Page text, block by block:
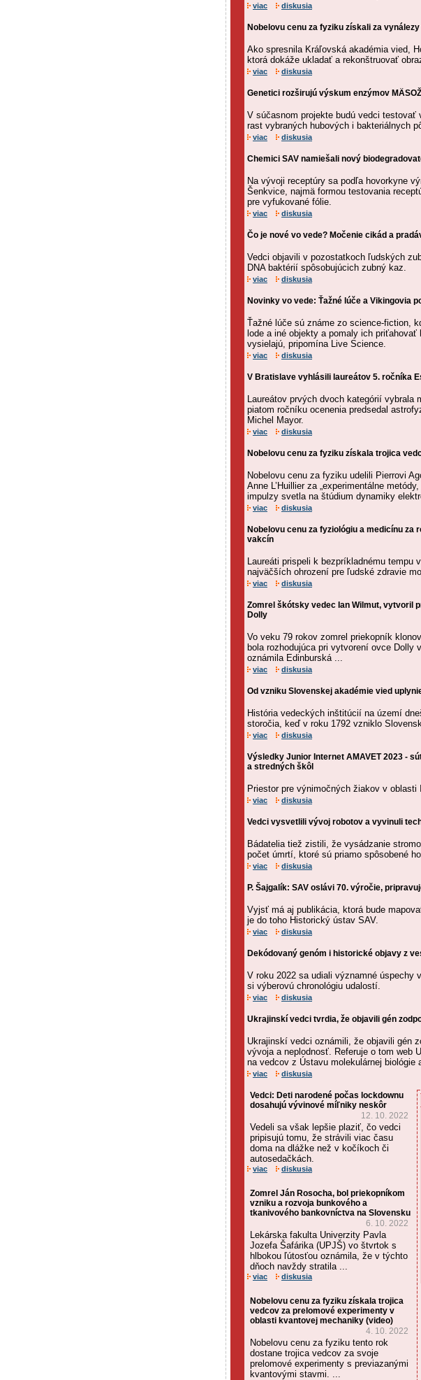
viac diskusia
Nobelovu cenu za fyziku získali za
Ako spresnila Kráľovská akadémia vied,
ktorá dokáže ukladať a rekonštruovať
viac diskusia
Genetici rozširujú výskum enzýmov
V súčasnom projekte budú vedci
rast vybraných hubových i bakteriálnych
viac diskusia
Chemici SAV namiešali nový
Na vývoji receptúry sa podľa hovorkyne
Šenkvice, najmä formou testovania
pre vyfukované fólie.
viac diskusia
Čo je nové vo vede? Močenie cikád a
Vedci objavili v pozostatkoch ľudských
DNA baktérií spôsobujúcich zubný kaz.
viac diskusia
Novinky vo vede: Ťažné lúče a Vikingovia
Ťažné lúče sú známe zo science-fiction,
lode a iné objekty a pomaly ich
vysielajú, pripomína Live Science.
viac diskusia
V Bratislave vyhlásili laureátov 5. ročníka
Laureátov prvých dvoch kategórií vybrala
piatom ročníku ocenenia predsedal
Michel Mayor.
viac diskusia
Nobelovu cenu za fyziku získala trojica
Nobelovu cenu za fyziku udelili Pierrovi
Anne L’Huillier za „experimentálne
impulzy svetla na štúdium dynamiky
viac diskusia
Nobelovu cenu za fyziológiu a medicínu za
vakcín
Laureáti prispeli k bezpríkladnému tempu
najväčších ohrození pre ľudské zdravie
viac diskusia
Zomrel škótsky vedec Ian Wilmut, vytvoril
Dolly
Vo veku 79 rokov zomrel priekopník
bola rozhodujúca pri vytvorení ovce Dolly
oznámila Edinburská ...
viac diskusia
Od vzniku Slovenskej akadémie vied
História vedeckých inštitúcií na území
storočia, keď v roku 1792 vzniklo
viac diskusia
Výsledky Junior Internet AMAVET 2023 -
a stredných škôl
Priestor pre výnimočných žiakov v
viac diskusia
Vedci vysvetlili vývoj robotov a vyvinuli
Bádatelia tiež zistili, že vysádzanie
počet úmrtí, ktoré sú priamo spôsobené
viac diskusia
P. Šajgalík: SAV oslávi 70. výročie,
Vyjsť má aj publikácia, ktorá bude
je do toho Historický ústav SAV.
viac diskusia
Dekódovaný genóm i historické objavy z
V roku 2022 sa udiali významné úspechy
si výberovú chronológiu udalostí.
viac diskusia
Ukrajinskí vedci tvrdia, že objavili gén
Ukrajinskí vedci oznámili, že objavili gén
vývoja a neplodnosť. Referuje o tom web
na vedcov z Ústavu molekulárnej biológie
viac diskusia
Vedci: Deti narodené počas lockdownu
dosahujú vývinové míľniky neskôr
12. 10. 2022
Vedeli sa však lepšie plaziť, čo vedci
pripisujú tomu, že strávili viac času
doma na dlážke než v kočíkoch či
autosedačkách.
viac diskusia
Zomrel Ján Rosocha, bol priekopníkom
vzniku a rozvoja bunkového a
tkanivového bankovníctva na Slovensku
6. 10. 2022
Lekárska fakulta Univerzity Pavla
Jozefa Šafárika (UPJŠ) vo štvrtok s
hlbokou ľútosťou oznámila, že v týchto
dňoch navždy stratila ...
viac diskusia
Nobelovu cenu za fyziku získala trojica
vedcov za prelomové experimenty v
oblasti kvantovej mechaniky (video)
4. 10. 2022
Nobelovu cenu za fyziku tento rok
dostane trojica vedcov za svoje
prelomové experimenty s previazanými
kvantovými stavmi. ...